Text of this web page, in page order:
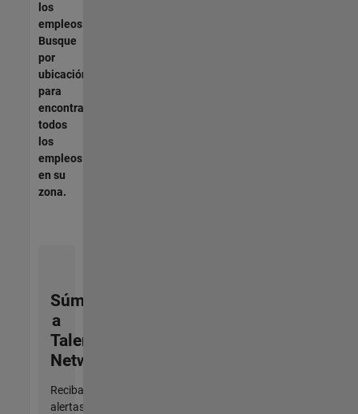
los
empleos.
Busque
por
ubicación
para
encontrar
todos
los
empleos
en su
zona.
Súmese
a
Talent
Network
Reciba
alertas